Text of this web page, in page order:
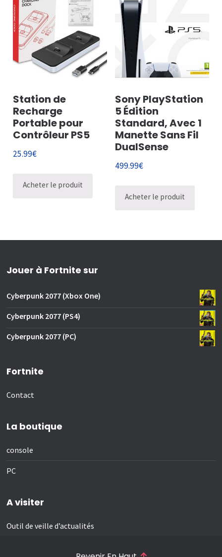
Station de
Recharge
Portable pour
Contrôleur PS5
25.99€
Acheter le produit
Sony PlayStation
5 Édition
Standard, Avec 1
Manette Sans Fil
DualSense
499.99€
Acheter le produit
Jouer à Fortnite sur
Cyberpunk 2077 (Xbox One)
Cyberpunk 2077 (PS4)
Cyberpunk 2077 (PC)
Fortnite
Contact
La boutique
console
PC
A visiter
Outil de veille d’actualités